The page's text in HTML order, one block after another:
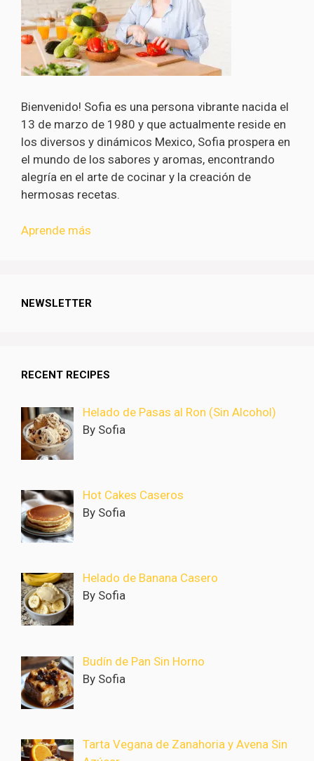
Bienvenido! Sofia es una persona vibrante nacida el
13 de marzo de 1980 y que actualmente reside en
los diversos y dinámicos Mexico, Sofia prospera en
el mundo de los sabores y aromas, encontrando
alegría en el arte de cocinar y la creación de
hermosas recetas.
Aprende más
NEWSLETTER
RECENT RECIPES
Helado de Pasas al Ron (Sin Alcohol)
By Sofia
Hot Cakes Caseros
By Sofia
Helado de Banana Casero
By Sofia
Budín de Pan Sin Horno
By Sofia
Tarta Vegana de Zanahoria y Avena Sin